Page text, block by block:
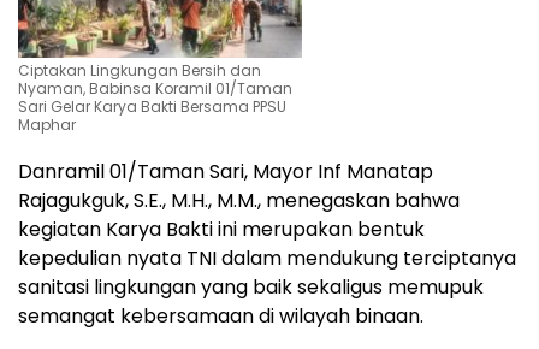
Ciptakan Lingkungan Bersih dan
Nyaman, Babinsa Koramil 01/Taman
Sari Gelar Karya Bakti Bersama PPSU
Maphar
Danramil 01/Taman Sari, Mayor Inf Manatap
Rajagukguk, S.E., M.H., M.M., menegaskan bahwa
kegiatan Karya Bakti ini merupakan bentuk
kepedulian nyata TNI dalam mendukung terciptanya
sanitasi lingkungan yang baik sekaligus memupuk
semangat kebersamaan di wilayah binaan.